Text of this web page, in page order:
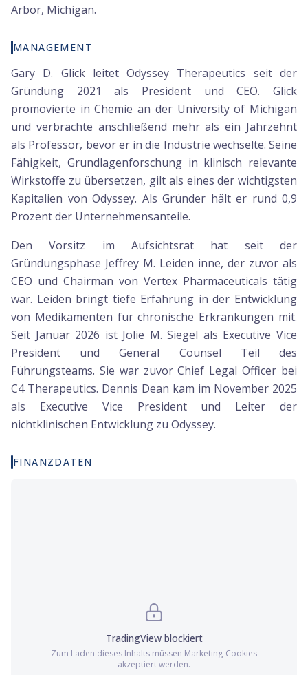
Arbor, Michigan.
MANAGEMENT
Gary D. Glick leitet Odyssey Therapeutics seit der
Gründung 2021 als President und CEO. Glick
promovierte in Chemie an der University of Michigan
und verbrachte anschließend mehr als ein Jahrzehnt
als Professor, bevor er in die Industrie wechselte. Seine
Fähigkeit, Grundlagenforschung in klinisch relevante
Wirkstoffe zu übersetzen, gilt als eines der wichtigsten
Kapitalien von Odyssey. Als Gründer hält er rund 0,9
Prozent der Unternehmensanteile.
Den Vorsitz im Aufsichtsrat hat seit der
Gründungsphase Jeffrey M. Leiden inne, der zuvor als
CEO und Chairman von Vertex Pharmaceuticals tätig
war. Leiden bringt tiefe Erfahrung in der Entwicklung
von Medikamenten für chronische Erkrankungen mit.
Seit Januar 2026 ist Jolie M. Siegel als Executive Vice
President und General Counsel Teil des
Führungsteams. Sie war zuvor Chief Legal Officer bei
C4 Therapeutics. Dennis Dean kam im November 2025
als Executive Vice President und Leiter der
nichtklinischen Entwicklung zu Odyssey.
FINANZDATEN
TradingViewblockiert
Zum Laden dieses Inhalts müssen Marketing-Cookies
akzeptiert werden.